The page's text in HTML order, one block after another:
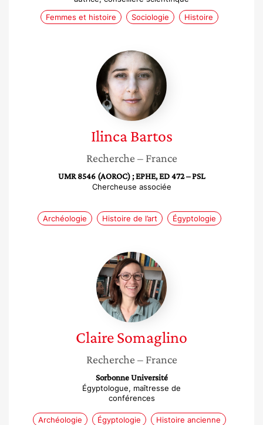
Femmes et histoire
Sociologie Histoire
Ilinca
Bartos
Ilinca Bartos
Recherche – France
UMR 8546 (AOROC) ; EPHE, ED 472 – PSL
Chercheuse associée
Archéologie Histoire de l’art Égyptologie
Claire
Somaglino
ClaireSomaglino
Recherche – France
Sorbonne Université
Égyptologue, maîtresse de
conférences
Archéologie Égyptologie Histoire ancienne